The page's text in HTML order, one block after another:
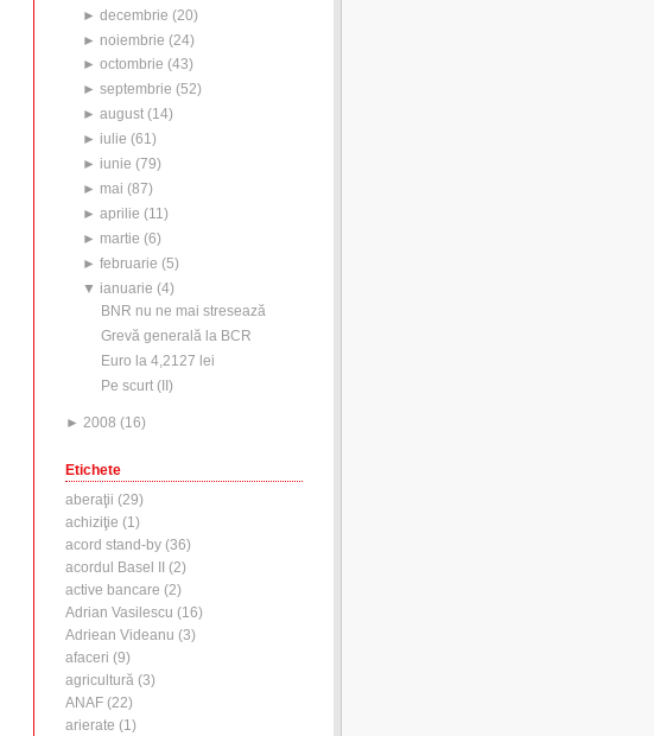
►decembrie (20)
► noiembrie (24)
►octombrie (43)
►septembrie (52)
►august (14)
► iulie (61)
► iunie (79)
► mai (87)
►aprilie (11)
► martie (6)
►februarie (5)
▼ ianuarie (4)
BNR nu ne mai stresează
Grevă generală la BCR
Euro la 4,2127 lei
Pe scurt (II)
► 2008 (16)
Etichete
aberaţii (29)
achiziţie (1)
acord stand-by (36)
acordul Basel II (2)
active bancare (2)
Adrian Vasilescu (16)
Adriean Videanu (3)
afaceri (9)
agricultură (3)
ANAF (22)
arierate (1)